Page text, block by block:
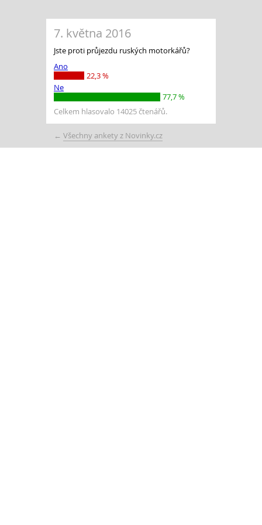
7. května 2016
Jste proti průjezdu ruských motorkářů?
Ano
22,3 %
Ne
77,7 %
Celkem hlasovalo 14025 čtenářů.
← Všechny ankety z Novinky.cz